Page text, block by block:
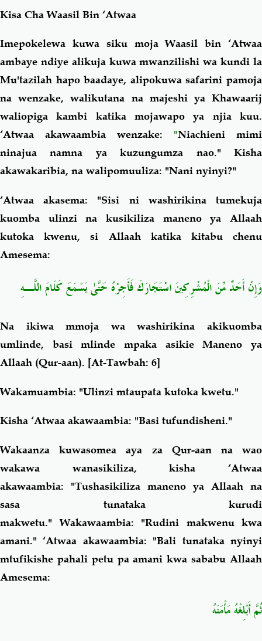
Kisa Cha Waasil Bin ‘Atwaa
Imepokelewa kuwa siku moja Waasil bin ‘Atwaa
ambaye ndiye alikuja kuwa mwanzilishi wa kundi la
Mu'tazilah hapo baadaye, alipokuwa safarini pamoja
na wenzake, walikutana na majeshi ya Khawaarij
waliopiga kambi katika mojawapo ya njia kuu.
‘Atwaa akawaambia wenzake: "Niachieni mimi
ninajua namna ya kuzungumza nao." Kisha
akawakaribia, na walipomuuliza: "Nani nyinyi?"
‘Atwaa akasema: "Sisi ni washirikinatumekuja
kuomba ulinzi na kusikiliza maneno ya Allaah
kutoka kwenu, si Allaah katika kitabu chenu
Amesema:
وَإِنْ أَحَدٌ مِّنَ الْمُشْرِكِينَ اسْتَجَارَكَ فَأَجِرْهُ حَتَّىٰ يَسْمَعَ كَلَامَ اللَّـهِ
Na ikiwa mmoja wa washirikina akikuomba
umlinde, basi mlinde mpaka asikie Maneno ya
Allaah (Qur-aan). [At-Tawbah: 6]
Wakamuambia: "Ulinzi mtaupata kutoka kwetu."
Kisha ‘Atwaa akawaambia: "Basi tufundisheni."
Wakaanza kuwasomea aya za Qur-aan na wao
wakawa wanasikiliza, kisha ‘Atwaa
akawaambia: "Tushasikiliza maneno ya Allaah na
sasa tunataka kurudi
makwetu." Wakawaambia: "Rudini makwenu kwa
amani." ‘Atwaa akawaambia: "Bali tunataka nyinyi
mtufikishe pahali petu pa amani kwa sababu Allaah
Amesema:
ثُمَّ أَبْلِغْهُ مَأْمَنَهُ